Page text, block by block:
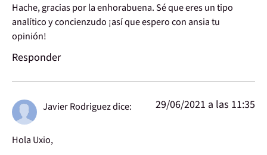
Hache, gracias por la enhorabuena. Sé que eres un tipo
analítico y concienzudo ¡así que espero con ansia tu
opinión!
Responder
Javier Rodriguezdice: 29/06/2021 a las 11:35
Hola Uxio,